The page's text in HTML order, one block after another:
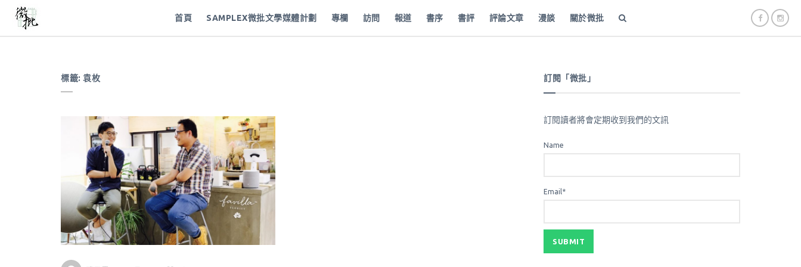
首頁 SAMPLEX微批文學媒體計劃 專欄 訪問 報道 書序 書評 評論文章 漫談 關於微批
標籤: 袁枚 訂閱「微批」
訂閱讀者將會定期收到我們的文訊
Name
Email*